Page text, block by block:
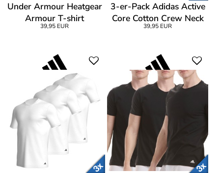
Under Armour Heatgear
Armour T-shirt
39,95 EUR
3-er-Pack Adidas Active
Core Cotton Crew Neck
T-Shirt
39,95 EUR